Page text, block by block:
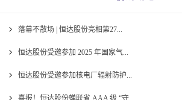
落幕不散场 | 恒达股份亮相第27...
恒达股份受邀参加 2025 年国家气...
恒达股份受邀参加核电厂辐射防护...
喜报！恒达股份蝉联省 AAA 级 “守...